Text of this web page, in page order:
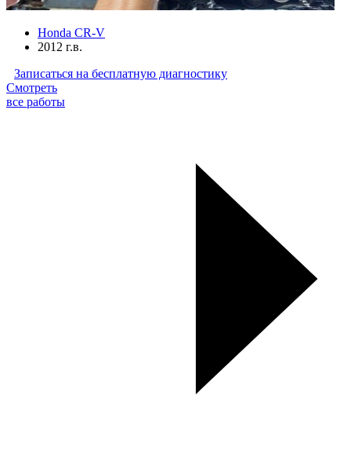
Honda CR-V
2012 г.в.
Записаться на бесплатную диагностику
Смотреть
все работы